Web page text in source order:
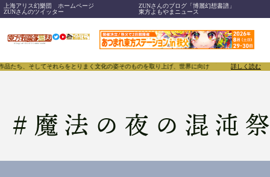
上海アリス幻樂団 ホームページ
ZUNさんのブログ「博麗幻想書譜」
ZUNさんのツイッター
東方よもやまニュース
、そしてそれらをとりまく文化の姿そのものを取り上げ、世界に向けて誇らしく発信する
詳しく読む
# 魔法の夜の混沌